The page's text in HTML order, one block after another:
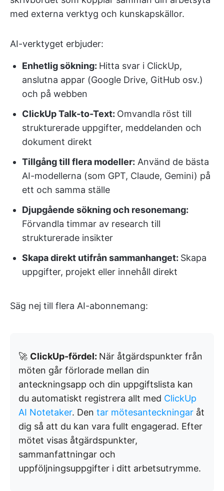
med externa verktyg och kunskapskällor.
AI-verktyget erbjuder:
Enhetlig sökning: Hitta svar i ClickUp,
anslutna appar (Google Drive, GitHub osv.)
och på webben
ClickUp Talk-to-Text: Omvandla röst till
strukturerade uppgifter, meddelanden och
dokument direkt
Tillgång till flera modeller: Använd de bästa
AI-modellerna (som GPT, Claude, Gemini) på
ett och samma ställe
Djupgående sökning och resonemang:
Förvandla timmar av research till
strukturerade insikter
Skapa direkt utifrån sammanhanget: Skapa
uppgifter, projekt eller innehåll direkt
Säg nej till flera AI-abonnemang:
🚀 ClickUp-fördel: När åtgärdspunkter från
möten går förlorade mellan din
anteckningsapp och din uppgiftslista kan
du automatiskt registrera allt med ClickUp
AI Notetaker. Den tar mötesanteckningar åt
dig så att du kan vara fullt engagerad. Efter
mötet visas åtgärdspunkter,
sammanfattningar och
uppföljningsuppgifter i ditt arbetsutrymme.